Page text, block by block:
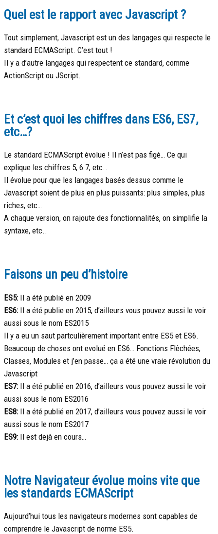
Quel est le rapport avec Javascript ?
Tout simplement, Javascript est un des langages qui respecte le
standard ECMAScript. C’est tout !
Il y a d’autre langages qui respectent ce standard, comme
ActionScript ou JScript.
Et c’est quoi les chiffres dans ES6, ES7,
etc…?
Le standard ECMAScript évolue ! Il n’est pas figé… Ce qui
explique les chiffres 5, 6 7, etc..
Il évolue pour que les langages basés dessus comme le
Javascript soient de plus en plus puissants: plus simples, plus
riches, etc…
A chaque version, on rajoute des fonctionnalités, on simplifie la
syntaxe, etc..
Faisons un peu d’histoire
ES5: Il a été publié en 2009
ES6: Il a été publie en 2015, d’ailleurs vous pouvez aussi le voir
aussi sous le nom ES2015
Il y a eu un saut partculièrement important entre ES5 et ES6.
Beaucoup de choses ont evolué en ES6… Fonctions Flêchées,
Classes, Modules et j’en passe… ça a été une vraie révolution du
Javascript
ES7: Il a été publié en 2016, d’ailleurs vous pouvez aussi le voir
aussi sous le nom ES2016
ES8: Il a été publié en 2017, d’ailleurs vous pouvez aussi le voir
aussi sous le nom ES2017
ES9: Il est dejà en cours…
Notre Navigateur évolue moins vite que
les standards ECMAScript
Aujourd’hui tous les navigateurs modernes sont capables de
comprendre le Javascript de norme ES5.